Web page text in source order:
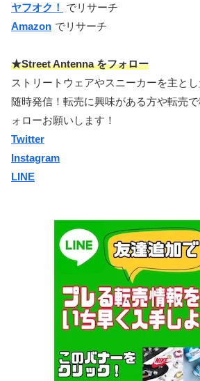
ヤフオク！
でリサーチ
Amazon でリサーチ
★Street Antenna をフォロー
ストリートウェアやスニーカーを主と
随時発信！転売に興味がある方や転売
ォローお願いします！
Twitter
Instagram
LINE